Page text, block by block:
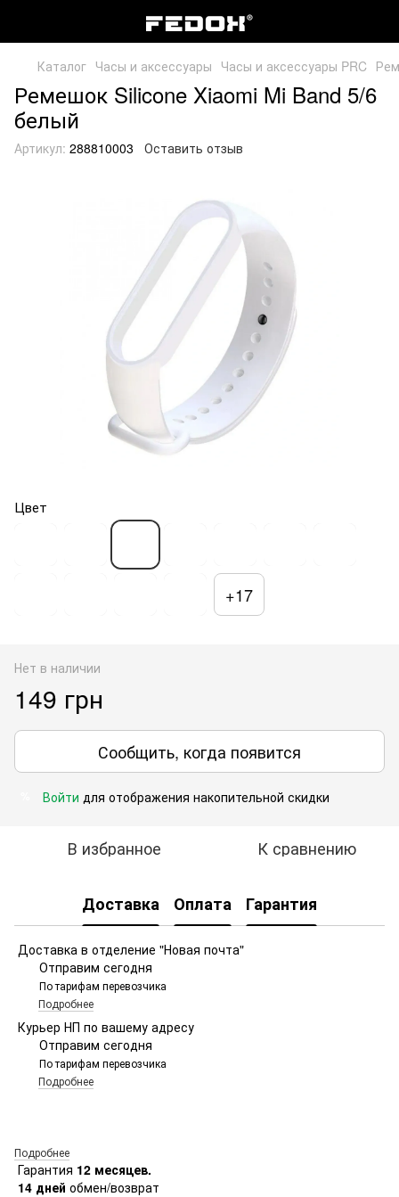
Каталог Часы и аксессуары Часы и аксессуары PRC
Ремешок Silicone Xiaomi Mi Band 5/6
белый
Артикул: 288810003 Оставить отзыв
Цвет
+17
Нет в наличии
149 грн
Сообщить, когда появится
Войти для отображения накопительной скидки
В избранное К сравнению
Доставка Оплата Гарантия
Доставка в отделение "Новая почта"
Отправим сегодня
По тарифам перевозчика
Подробнее
Курьер НП по вашему адресу
Отправим сегодня
По тарифам перевозчика
Подробнее
Подробнее
Гарантия 12 месяцев.
14 дней обмен/возврат